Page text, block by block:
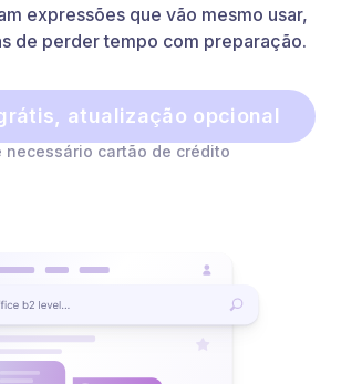
expressões que vão mesmo usar,
de perder tempo com preparação.
atualização opcional
necessário cartão de crédito